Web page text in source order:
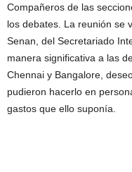
Compañeros de las
los debates. La reunión se
Senan, del Secretariado
manera significativa a las
Chennai y Bangalore,
pudieron hacerlo en
gastos que ello suponía.